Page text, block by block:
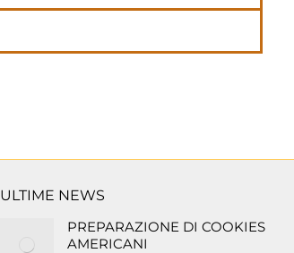
ULTIME NEWS
PREPARAZIONE DI COOKIES
AMERICANI